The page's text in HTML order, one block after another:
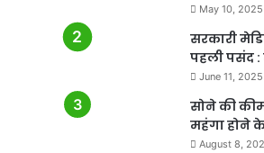
May 10, 2025
सरकारी
पहली पसंद :
June 11, 2025
सोने की
महंगा होने
August 8,